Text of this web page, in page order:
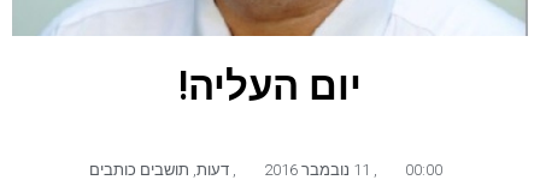
יום העליה!
00:00 דעות תושבים כותבים